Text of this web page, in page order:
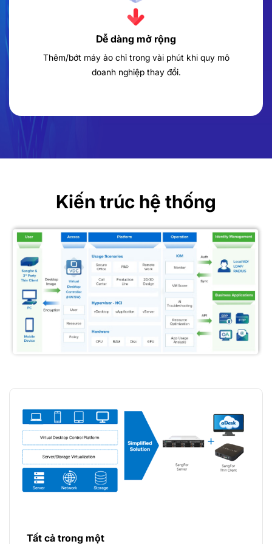
Dễ dàng mở rộng
Thêm/bớt máy ảo chỉ trong vài phút khi quy mô
doanh nghiệp thay đổi.
Kiến trúc hệ thống
Tất cả trong một